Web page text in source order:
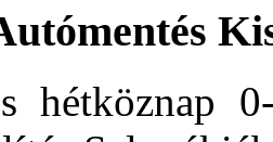
hétköznap